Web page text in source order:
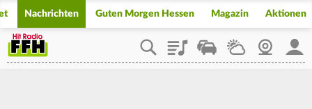
Nachrichten Guten Morgen Hessen Magazin Aktionen
PlaylistStaupilotWetterWebcam